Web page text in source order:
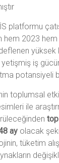
platformu
hem 2023
iş
potansiyeli
toplumsal
ile
ayolacak
tüketim